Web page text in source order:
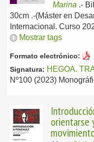
Marina .-
30cm .-(Máster en
Internacional. Curso
Mostrar tags
Formato electrónico:
Signatura: HEGOA.
Nº100 (2023)
orientarse